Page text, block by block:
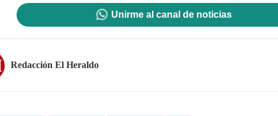
Unirme al canal de noticias
Redacción El Heraldo